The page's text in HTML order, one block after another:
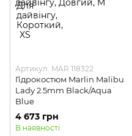
Артикул: MAR 118322
Гідрокостюм Marlin Malibu
Lady 2.5mm Black/Aqua
Blue
4 673 грн
В наявності